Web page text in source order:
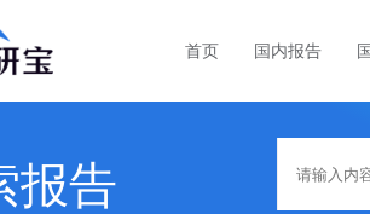
首页 国内报告
报告